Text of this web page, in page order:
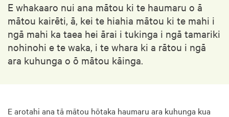
E whakaaro nui ana mātou ki te haumaru o ā
mātou kairēti, ā, kei te hiahia mātou ki te mahi i
ngā mahi ka taea hei ārai i tukinga i ngā tamariki
nohinohi e te waka, i te whara ki a rātou i ngā
ara kuhunga o ō mātou kāinga.
E arotahi ana tā mātou hōtaka haumaru ara kuhunga kua